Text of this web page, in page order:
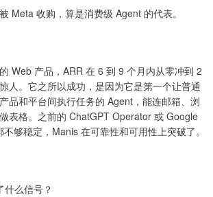
Meta 收购，算是消费级 Agent 的代表。
Web 产品，ARR 在 6 到 9 个月内从零冲到 2
人。它之所以成功，是因为它是第一个让普通
品和平台间执行任务的 Agent，能连邮箱、浏
表格。之前的 ChatGPT Operator 或 Google
够稳定，Manis 在可靠性和可用性上突破了。
什么信号？